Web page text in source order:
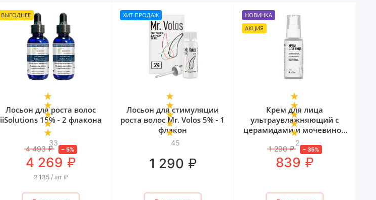
ВЫГОДНЕЕ
33
Лосьон для роста волос
iiSolutions 15% - 2 флакона
4 493 ₽ –5%
4 269 ₽
2 135 / шт ₽
ХИТ ПРОДАЖ
45
Лосьон для стимуляции
роста волос Mr. Volos 5% - 1
флакон
1 290 ₽
НОВИНКА
АКЦИЯ
2
Крем для лица
ультраувлажняющий с
церамидами и мочевиной
Mr. Volos, 50 мл
1 290 ₽ –35%
839 ₽